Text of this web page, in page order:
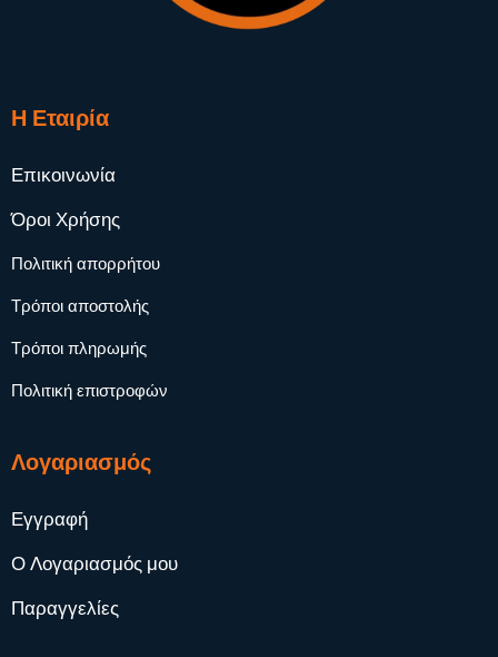
Η Εταιρία
Επικοινωνία
Όροι Χρήσης
Πολιτική απορρήτου
Τρόποι αποστολής
Τρόποι πληρωμής
Πολιτική επιστροφών
Λογαριασμός
Εγγραφή
Ο Λογαριασμός μου
Παραγγελίες